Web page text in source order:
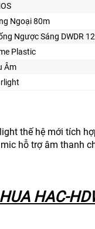
Ngoại 80m
Ngược Sáng DWDR
Plastic
Âm
thế hệ mới tích
hỗ trợ âm thanh
HAC-